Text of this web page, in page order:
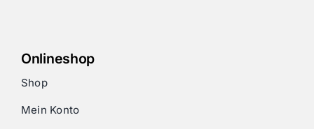
Onlineshop
Shop
Mein Konto